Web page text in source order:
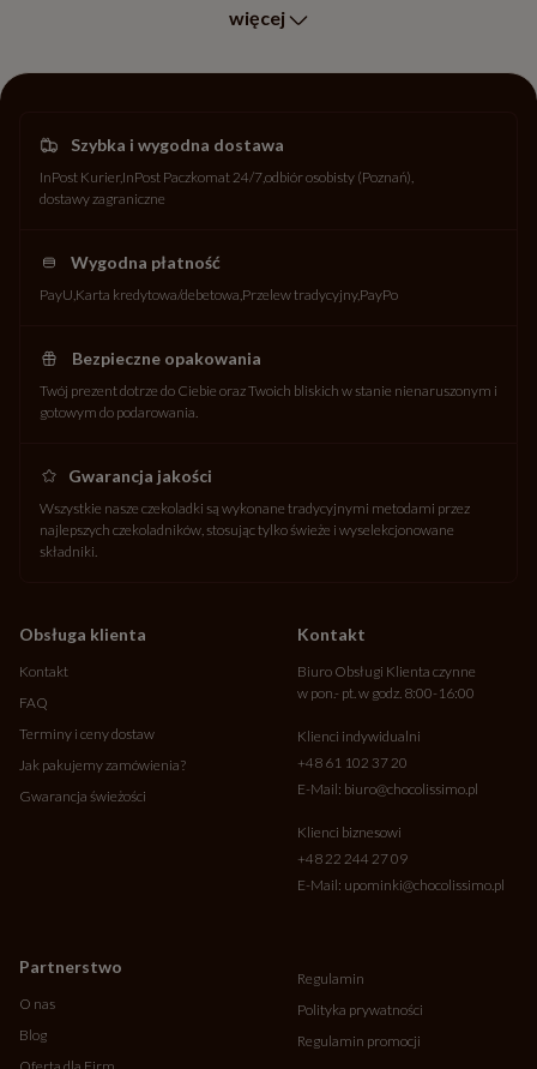
więcej
Szybka i wygodna dostawa
InPost Kurier InPost Paczkomat 24/7odbiór osobisty (Poznań)
dostawy zagraniczne
Wygodna płatność
PayU Karta kredytowa/debetowa Przelew tradycyjny PayPo
Bezpieczne opakowania
Twój prezent dotrze do Ciebie oraz Twoich bliskich w stanie nienaruszonym i
gotowym do podarowania.
Gwarancja jakości
Wszystkie nasze czekoladki są wykonane tradycyjnymi metodami przez
najlepszych czekoladników, stosując tylko świeże i wyselekcjonowane
składniki.
Obsługa klienta
Kontakt
FAQ
Terminy i ceny dostaw
Jak pakujemy zamówienia?
Gwarancja świeżości
Partnerstwo
O nas
Blog
Kontakt
Biuro Obsługi Klienta czynne
w pon.- pt. w godz. 8:00-16:00
Klienci indywidualni
+48 61 102 37 20
E-Mail: biuro@chocolissimo.pl
Klienci biznesowi
+48 22 244 27 09
E-Mail: upominki@chocolissimo.pl
Regulamin
Polityka prywatności
Regulamin promocji